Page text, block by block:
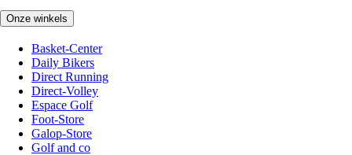
Onze winkels
Basket-Center
Daily Bikers
Direct Running
Direct-Volley
Espace Golf
Foot-Store
Galop-Store
Golf and co